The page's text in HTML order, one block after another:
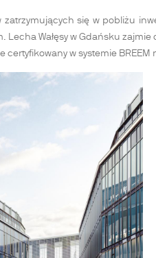
się w pobliżu
Wałęsy w Gdańsku
w systemie BREEM